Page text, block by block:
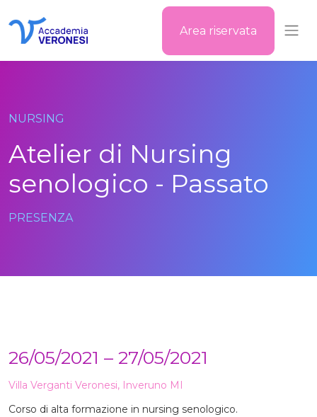
Area riservata
NURSING
Atelier di Nursing
senologico - Passato
PRESENZA
26/05/2021 – 27/05/2021
Villa Verganti Veronesi, Inveruno MI
Corso di alta formazione in nursing senologico.